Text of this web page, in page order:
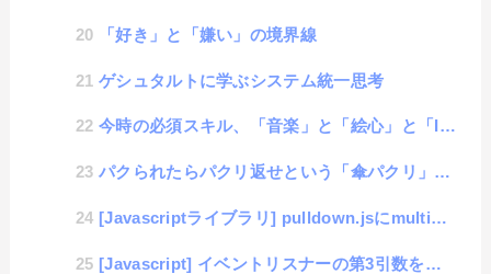
「好き」と「嫌い」の境界線
ゲシュタルトに学ぶシステム統一思考
今時の必須スキル、「音楽」と「絵心」と「IT」と「体力」
パクられたらパクリ返せという「傘パクリ」の連鎖
[Javascriptライブラリ] pulldown.jsにmultiple機能を追加
[Javascript] イベントリスナーの第3引数を甘く見ていた件